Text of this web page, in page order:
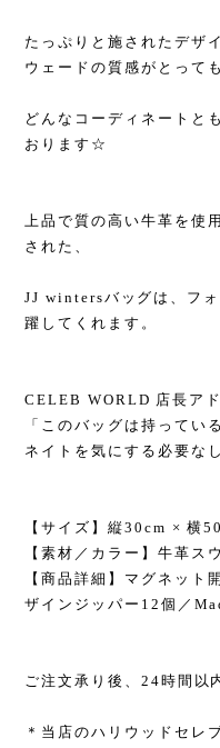
たっぷりと施されたデザ
ウェードの質感がとって
どんなコーディネートと
おります☆
上品で質の高い牛革を使
された、
JJ wintersバッグは、フ
躍してくれます。
CELEB WORLD 店長アド
「このバッグは持ってい
ネイトを気にする必要な
【サイズ】縦30cm × 横
【素材／カラー】牛革ス
【商品詳細】マグネット
ザインジッパー12個／
ご注文承り後、24時間以
＊当店のハリウッドセレ